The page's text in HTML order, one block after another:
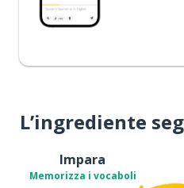
L’ingrediente
Impara
Memorizza i vocaboli